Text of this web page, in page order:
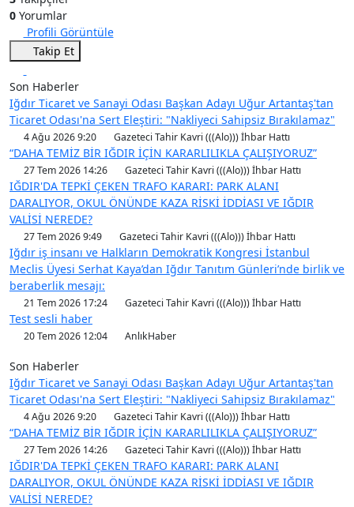
0 Yorumlar
Profili Görüntüle
Takip Et
Son Haberler
Iğdır Ticaret ve Sanayi Odası Başkan Adayı Uğur Artantaş'tan
Ticaret Odası'na Sert Eleştiri: "Nakliyeci Sahipsiz Bırakılamaz"
4 Ağu 2026 9:20 Gazeteci Tahir Kavri (((Alo))) İhbar Hattı
“DAHA TEMİZ BİR IĞDIR İÇİN KARARLILIKLA ÇALIŞIYORUZ”
27 Tem 2026 14:26 Gazeteci Tahir Kavri (((Alo))) İhbar Hattı
IĞDIR'DA TEPKİ ÇEKEN TRAFO KARARI: PARK ALANI
DARALIYOR, OKUL ÖNÜNDE KAZA RİSKİ İDDİASI VE IĞDIR
VALİSİ NEREDE?
27 Tem 2026 9:49 Gazeteci Tahir Kavri (((Alo))) İhbar Hattı
Iğdır iş insanı ve Halkların Demokratik Kongresi İstanbul
Meclis Üyesi Serhat Kaya’dan Iğdır Tanıtım Günleri’nde birlik ve
beraberlik mesajı:
21 Tem 2026 17:24 Gazeteci Tahir Kavri (((Alo))) İhbar Hattı
Test sesli haber
20 Tem 2026 12:04 AnlıkHaber
Son Haberler
Iğdır Ticaret ve Sanayi Odası Başkan Adayı Uğur Artantaş'tan
Ticaret Odası'na Sert Eleştiri: "Nakliyeci Sahipsiz Bırakılamaz"
4 Ağu 2026 9:20 Gazeteci Tahir Kavri (((Alo))) İhbar Hattı
“DAHA TEMİZ BİR IĞDIR İÇİN KARARLILIKLA ÇALIŞIYORUZ”
27 Tem 2026 14:26 Gazeteci Tahir Kavri (((Alo))) İhbar Hattı
IĞDIR'DA TEPKİ ÇEKEN TRAFO KARARI: PARK ALANI
DARALIYOR, OKUL ÖNÜNDE KAZA RİSKİ İDDİASI VE IĞDIR
VALİSİ NEREDE?